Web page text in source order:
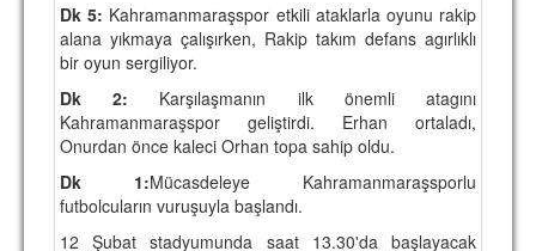
Dk 5: Kahramanmaraşspor etkili ataklarla oyunu rakip
alana yıkmaya çalışırken, Rakip takım defans agırlıklı
bir oyun sergiliyor.
Dk 2: Karşılaşmanın ilk önemli atagını
Kahramanmaraşspor geliştirdi. Erhan ortaladı,
Onurdan önce kaleci Orhan topa sahip oldu.
Dk 1:Mücasdeleye Kahramanmaraşsporlu
futbolcuların vuruşuyla başlandı.
12 Şubat stadyumunda saat 13.30'da başlayacak